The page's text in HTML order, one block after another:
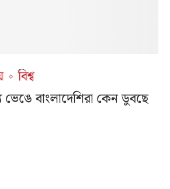
বিশ্ব
বাংলাদেশিরা কেন ডুবছে